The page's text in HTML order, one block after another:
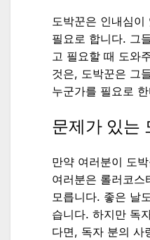
도박꾼은 인내심
필요로 합니다. 그
고 필요할 때 도와
것은, 도박꾼은 그
누군가를 필요로
문제가 있는
만약 여러분이 도
여러분은 롤러코스
모릅니다. 좋은 날
습니다. 하지만 독
다면, 독자 분의 사